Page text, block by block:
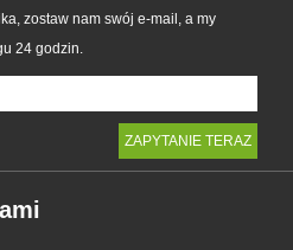
zostaw nam swój e-mail, a my
24 godzin.